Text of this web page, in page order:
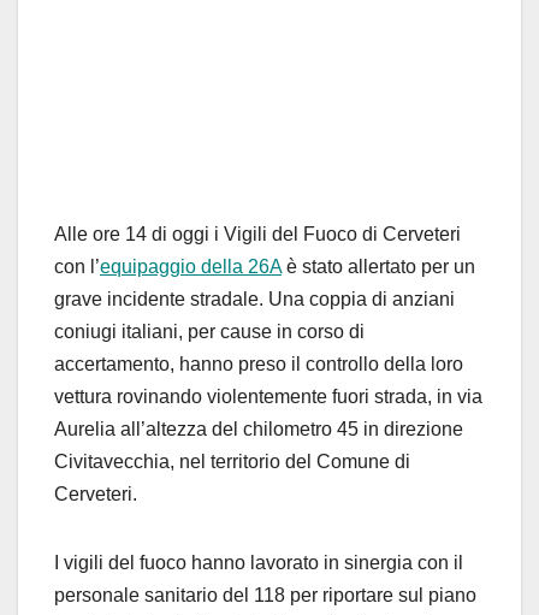
Alle ore 14 di oggi i Vigili del Fuoco di Cerveteri
con l’equipaggio della 26Aè stato allertato per un
grave incidente stradale. Una coppia di anziani
coniugi italiani, per cause in corso di
accertamento, hanno preso il controllo della loro
vettura rovinando violentemente fuori strada, in via
Aurelia all’altezza del chilometro 45 in direzione
Civitavecchia, nel territorio del Comune di
Cerveteri.
I vigili del fuoco hanno lavorato in sinergia con il
personale sanitario del 118 per riportare sul piano